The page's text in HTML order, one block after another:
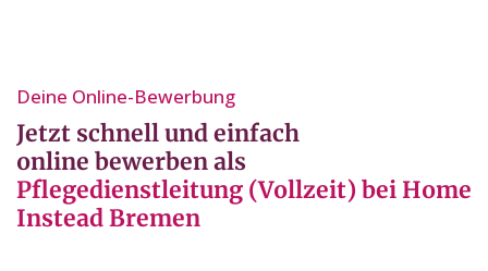
Deine Online-Bewerbung⁣
Jetzt schnell und einfach
online bewerben als
Pflegedienstleitung (Vollzeit) bei Home
Instead Bremen